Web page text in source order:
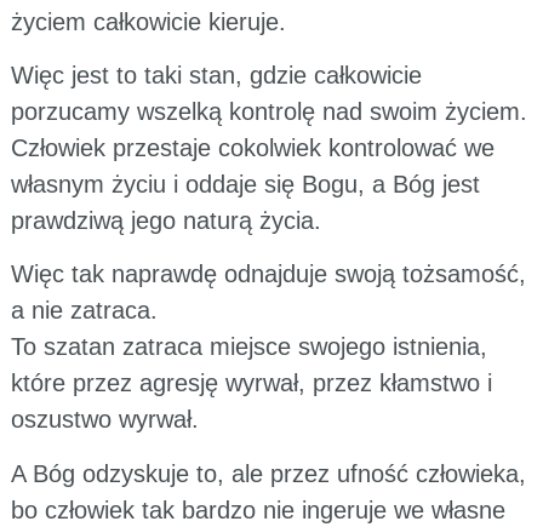
życiem całkowicie kieruje.
Więc jest to taki stan, gdzie całkowicie
porzucamy wszelką kontrolę nad swoim życiem.
Człowiek przestaje cokolwiek kontrolować we
własnym życiu i oddaje się Bogu, a Bóg jest
prawdziwą jego naturą życia.
Więc tak naprawdę odnajduje swoją tożsamość,
a nie zatraca.
To szatan zatraca miejsce swojego istnienia,
które przez agresję wyrwał, przez kłamstwo i
oszustwo wyrwał.
A Bóg odzyskuje to, ale przez ufność człowieka,
bo człowiek tak bardzo nie ingeruje we własne